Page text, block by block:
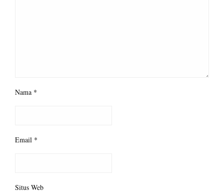
Nama *
Email *
Situs Web